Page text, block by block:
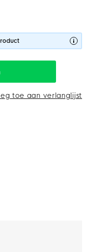
toe aan verlanglijst